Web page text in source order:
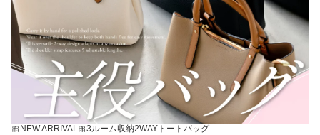
🎀NEW ARRIVAL🎀3ルーム収納2WAYトートバッグ